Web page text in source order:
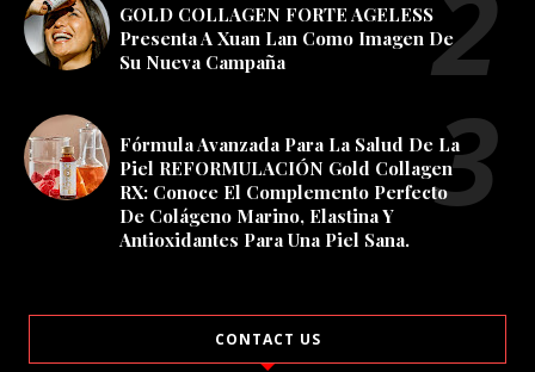
GOLD COLLAGEN FORTE AGELESS
Presenta A Xuan Lan Como Imagen De
Su Nueva Campaña
Fórmula Avanzada Para La Salud De La
Piel REFORMULACIÓN Gold Collagen
RX: Conoce El Complemento Perfecto
De Colágeno Marino, Elastina Y
Antioxidantes Para Una Piel Sana.
CONTACT US